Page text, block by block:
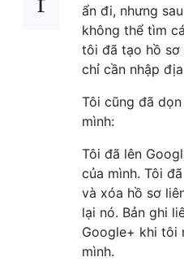
ẩn đi, nhưng
không thể tìm
tôi đã tạo hồ
chỉ cần nhập
Tôi cũng đã
mình:
Tôi đã lên
của mình. Tôi
và xóa hồ sơ
lại nó. Bản ghi
Google+ khi tôi
mình.